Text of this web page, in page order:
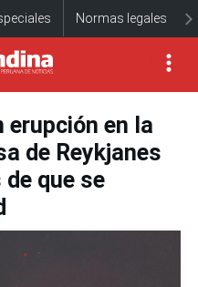
Normas legales
erupción en la
de Reykjanes
que se